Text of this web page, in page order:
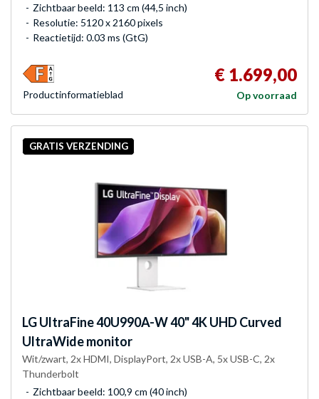
Zichtbaar beeld: 113 cm (44,5 inch)
Resolutie: 5120 x 2160 pixels
Reactietijd: 0.03 ms (GtG)
€ 1.699,00
Op voorraad
Product­informatieblad
GRATIS VERZENDING
LGUltraFine 40U990A-W 40" 4K UHD Curved
UltraWide monitor
Wit/zwart, 2x HDMI, DisplayPort, 2x USB-A, 5x USB-C, 2x
Thunderbolt
Zichtbaar beeld: 100,9 cm (40 inch)